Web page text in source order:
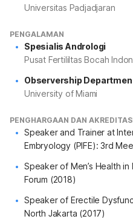
Universitas Padjadjaran
PENGALAMAN
Spesialis Andrologi
Pusat Fertililtas Bocah
Observership
University of Miami
PENGHARGAAN DAN
Speaker and Trainer at
Embryology (PIFE): 3rd
Speaker of Men’s Health
Forum (2018)
Speaker of Erectile
North Jakarta (2017)